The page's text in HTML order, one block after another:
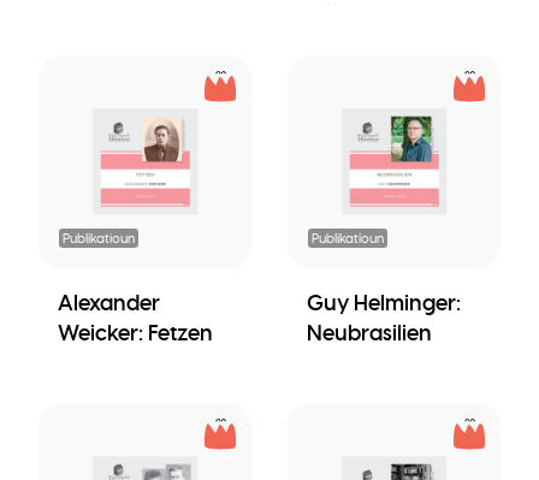
Publikatioun
Alexander
Weicker: Fetzen
Publikatioun
Guy Helminger:
Neubrasilien